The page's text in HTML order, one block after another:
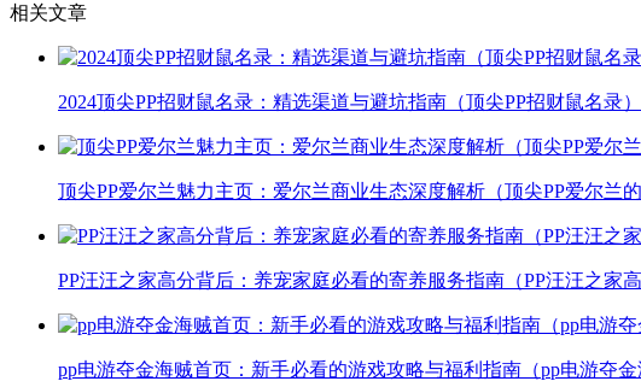
相关文章
2024顶尖PP招财鼠名录：精选渠道与避坑指南（顶尖PP招财鼠名录）
顶尖PP爱尔兰魅力主页：爱尔兰商业生态深度解析（顶尖PP爱尔兰的
PP汪汪之家高分背后：养宠家庭必看的寄养服务指南（PP汪汪之家高
pp电游夺金海贼首页：新手必看的游戏攻略与福利指南（pp电游夺金